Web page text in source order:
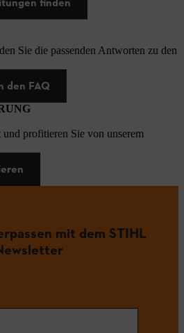
Sie die passenden Antworten zu den
den FAQ
profitieren Sie von unserem
mit dem STIHL